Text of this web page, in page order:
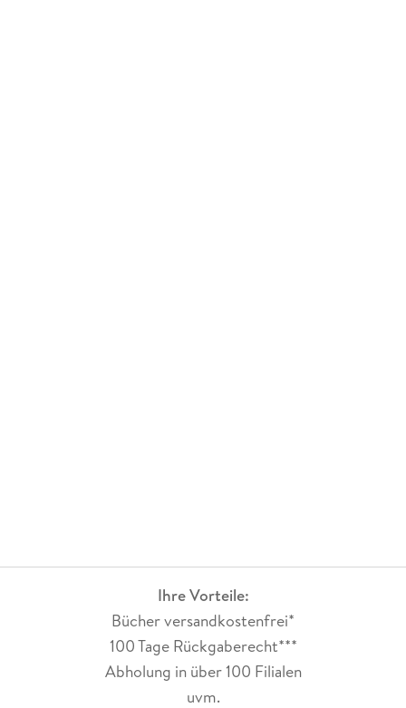
Ihre Vorteile:
Bücher versandkostenfrei*
100 Tage Rückgaberecht***
Abholung in über 100 Filialen
uvm.